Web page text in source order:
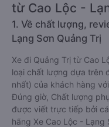
từ Cao Lộc -
1. Về chất lượng,
Lạng Sơn Quảng Trị
Xe đi Quảng Trị từ Cao
loại chất lượng dựa trên
nhất) của khách hàng
Đúng giờ, Chất lượng
được viết trực tiếp bởi
hãng Xe Cao Lộc - Lạng